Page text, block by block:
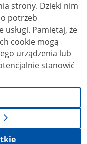
Dzięki nim
potrzeb
że
cookie mogą
urządzenia lub
stanowić